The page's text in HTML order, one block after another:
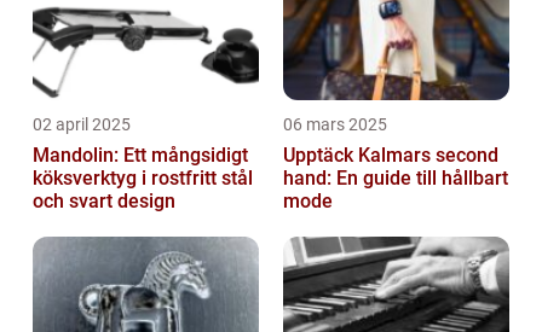
02 april 2025
Mandolin: Ett mångsidigt
köksverktyg i rostfritt stål
och svart design
06 mars 2025
Upptäck Kalmars second
hand: En guide till hållbart
mode